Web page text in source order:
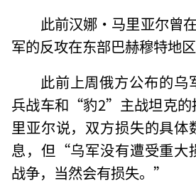
此前汉娜·马里亚尔曾
军的反攻在东部巴赫穆特地区
此前上周俄方公布的
兵战车和“豹2”主战坦克的
里亚尔说，双方损失的具体
息，但“乌军没有遭受重大
战争，当然会有损失。”